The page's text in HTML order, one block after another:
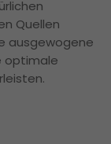
Quellen
ausgewogene
optimale